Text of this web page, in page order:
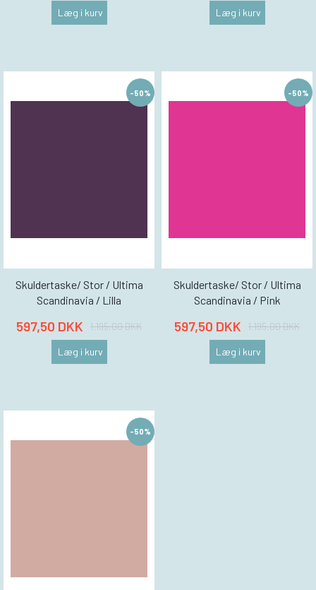
Læg i kurv Læg i kurv
-50%
Skuldertaske/ Stor / Ultima
Scandinavia / Lilla
597,50 DKK 1.195,00 DKK
Læg i kurv
-50%
Skuldertaske/ Stor / Ultima
Scandinavia / Pink
597,50 DKK 1.195,00 DKK
Læg i kurv
-50%